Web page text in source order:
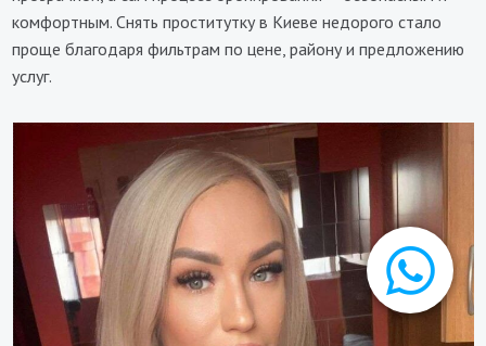
комфортным. Снять проститутку в Киеве недорого стало
проще благодаря фильтрам по цене, району и предложению
услуг.